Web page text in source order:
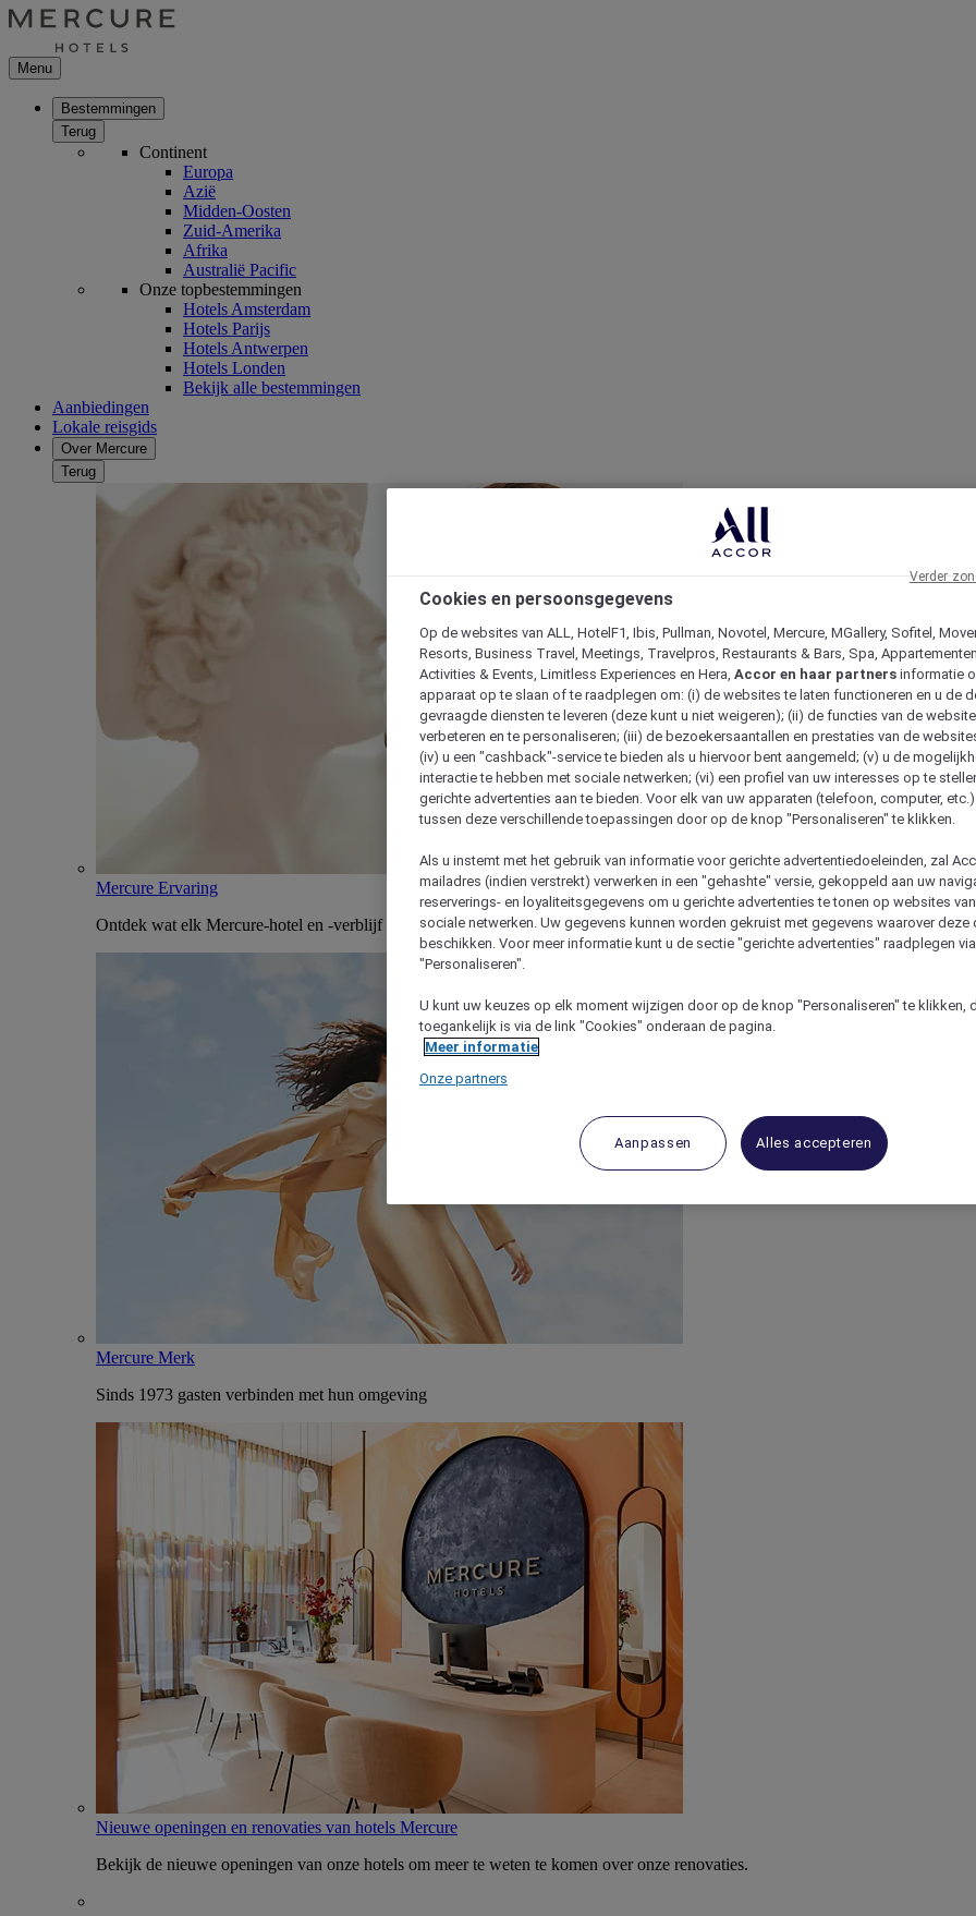
Menu
Bestemmingen
Terug
Continent
Europa
Azië
Midden-Oosten
Zuid-Amerika
Afrika
Australië Pacific
Onze topbestemmingen
Hotels Amsterdam
Hotels Parijs
Hotels Antwerpen
Hotels Londen
Bekijk alle bestemmingen
Aanbiedingen
Lokale reisgids
Over Mercure
Terug
Mercure Ervaring
Ontdek wat elk Mercure-hotel en -verblijf uniek maakt
Mercure Merk
Sinds 1973 gasten verbinden met hun omgeving
Nieuwe openingen en renovaties van hotels Mercure
Bekijk de nieuwe openingen van onze hotels om meer te weten te komen over onze renovaties.
Cookies en persoonsgegevens
Op de websites van ALL, HotelF1, Ibis, Pullman, Novotel, Mercure, MGallery, Sofitel,
Resorts, Business Travel, Meetings, Travelpros, Restaurants & Bars, Spa,
Activities & Events, Limitless Experiences en Hera, Accor en haar partners informatie
apparaat op te slaan of te raadplegen om: (i) de websites te laten functioneren en u de
gevraagde diensten te leveren (deze kunt u niet weigeren); (ii) de functies van de
verbeteren en te personaliseren; (iii) de bezoekersaantallen en prestaties van de
(iv) u een "cashback"-service te bieden als u hiervoor bent aangemeld; (v) u de
interactie te hebben met sociale netwerken; (vi) een profiel van uw interesses op te
gerichte advertenties aan te bieden. Voor elk van uw apparaten (telefoon, computer,
tussen deze verschillende toepassingen door op de knop "Personaliseren" te klikken.
Als u instemt met het gebruik van informatie voor gerichte advertentiedoeleinden, zal
mailadres (indien verstrekt) verwerken in een "gehashte" versie, gekoppeld aan uw
reserverings- en loyaliteitsgegevens om u gerichte advertenties te tonen op websites
sociale netwerken. Uw gegevens kunnen worden gekruist met gegevens waarover deze
beschikken. Voor meer informatie kunt u de sectie "gerichte advertenties" raadplegen
"Personaliseren".
U kunt uw keuzes op elk moment wijzigen door op de knop "Personaliseren" te klikken,
toegankelijk is via de link "Cookies" onderaan de pagina.
Meer informatie
Onze partners
Aanpassen Alles accepteren
Verder